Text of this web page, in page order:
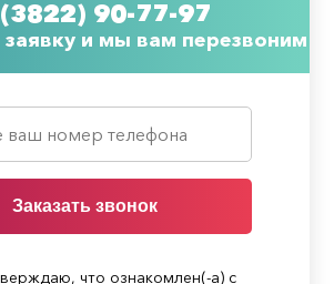
90-77-97
заявку и мы вам перезвоним
Заказать звонок
что ознакомлен(-а) с